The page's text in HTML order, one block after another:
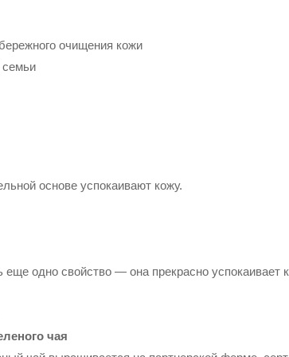
очищения кожи
семьи
основе успокаивают кожу.
одно свойство — она прекрасно успокаивает
чая